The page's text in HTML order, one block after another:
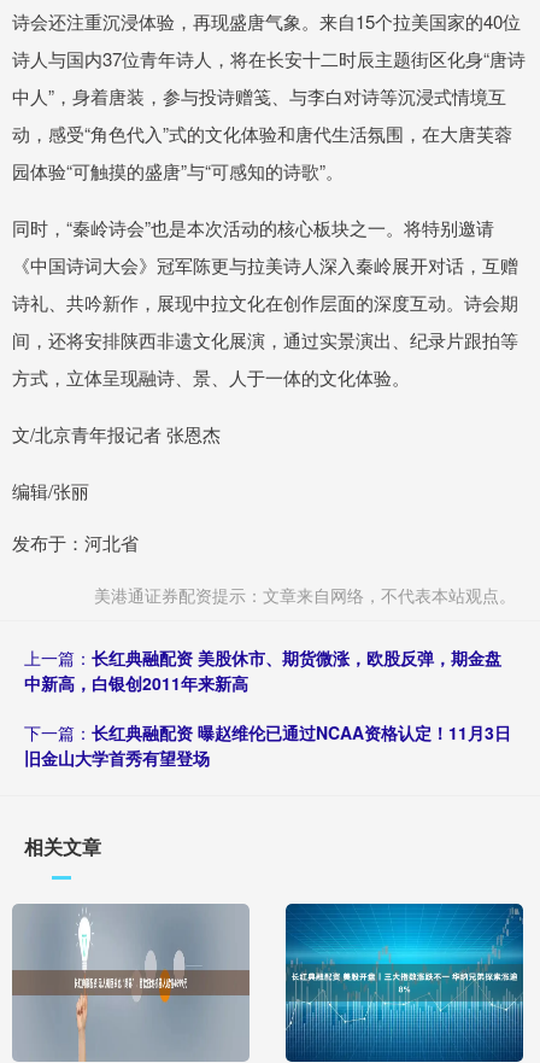
诗会还注重沉浸体验，再现盛唐气象。来自15个拉美国家的40位
诗人与国内37位青年诗人，将在长安十二时辰主题街区化身“唐诗
中人”，身着唐装，参与投诗赠笺、与李白对诗等沉浸式情境互
动，感受“角色代入”式的文化体验和唐代生活氛围，在大唐芙蓉
园体验“可触摸的盛唐”与“可感知的诗歌”。
同时，“秦岭诗会”也是本次活动的核心板块之一。将特别邀请
《中国诗词大会》冠军陈更与拉美诗人深入秦岭展开对话，互赠
诗礼、共吟新作，展现中拉文化在创作层面的深度互动。诗会期
间，还将安排陕西非遗文化展演，通过实景演出、纪录片跟拍等
方式，立体呈现融诗、景、人于一体的文化体验。
文/北京青年报记者 张恩杰
编辑/张丽
发布于：河北省
美港通证券配资提示：文章来自网络，不代表本站观点。
上一篇： 长红典融配资 美股休市、期货微涨，欧股反弹，期金盘
中新高，白银创2011年来新高
下一篇： 长红典融配资 曝赵维伦已通过NCAA资格认定！11月3日
旧金山大学首秀有望登场
相关文章